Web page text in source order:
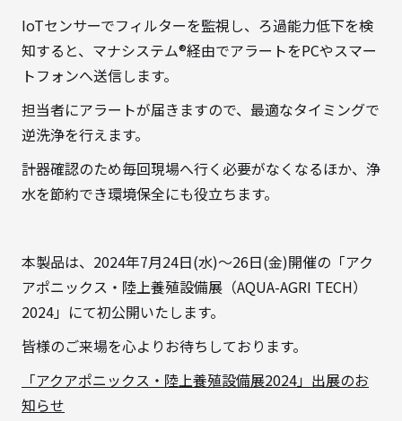
IoTセンサーでフィルターを監視し、ろ過能力低下を検
知すると、マナシステム®経由でアラートをPCやスマー
トフォンへ送信します。
担当者にアラートが届きますので、最適なタイミングで
逆洗浄を行えます。
計器確認のため毎回現場へ行く必要がなくなるほか、浄
水を節約でき環境保全にも役立ちます。
本製品は、2024年7月24日(水)～26日(金)開催の「アク
アポニックス・陸上養殖設備展（AQUA-AGRI TECH）
2024」にて初公開いたします。
皆様のご来場を心よりお待ちしております。
「アクアポニックス・陸上養殖設備展2024」出展のお
知らせ